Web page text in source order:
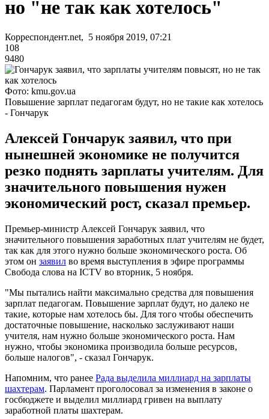
но "не так как хотелось"
Корреспондент.net, 5 ноября 2019, 07:21
108
9480
Фото: kmu.gov.ua
Повышение зарплат педагогам будут, но не такие как хотелось
- Гончарук
Алексей Гончарук заявил, что при
нынешней экономике не получится
резко поднять зарплаты учителям. Для
значительного повышения нужен
экономический рост, сказал премьер.
Премьер-министр Алексей Гончарук заявил, что
значительного повышения заработных плат учителям не будет,
так как для этого нужно больше экономического роста. Об
этом он заявил во время выступления в эфире программы
Свобода слова на ICTV во вторник, 5 ноября.
"Мы пытались найти максимально средства для повышения
зарплат педагогам. Повышение зарплат будут, но далеко не
такие, которые нам хотелось бы. Для того чтобы обеспечить
достаточные повышение, насколько заслуживают наши
учителя, нам нужно больше экономического роста. Нам
нужно, чтобы экономика производила больше ресурсов,
больше налогов", - сказал Гончарук.
Напомним, что ранее Рада выделила миллиард на зарплаты
шахтерам. Парламент проголосовал за изменения в законе о
госбюджете и выделил миллиард гривен на выплату
заработной платы шахтерам.